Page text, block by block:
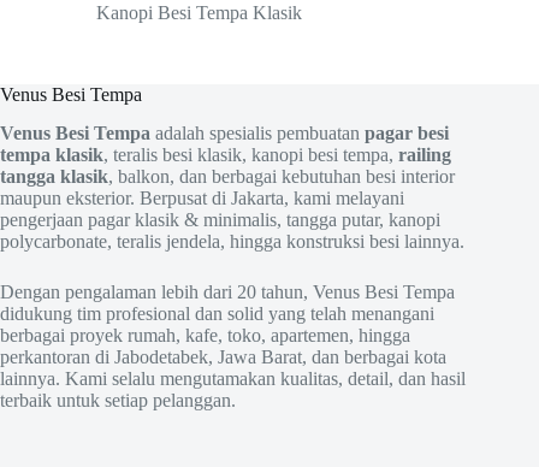
Kanopi Besi Tempa Klasik
Venus Besi Tempa
Venus Besi Tempa adalah spesialis pembuatan pagar besi
tempa klasik, teralis besi klasik, kanopi besi tempa, railing
tangga klasik, balkon, dan berbagai kebutuhan besi interior
maupun eksterior. Berpusat di Jakarta, kami melayani
pengerjaan pagar klasik & minimalis, tangga putar, kanopi
polycarbonate, teralis jendela, hingga konstruksi besi lainnya.
Dengan pengalaman lebih dari 20 tahun, Venus Besi Tempa
didukung tim profesional dan solid yang telah menangani
berbagai proyek rumah, kafe, toko, apartemen, hingga
perkantoran di Jabodetabek, Jawa Barat, dan berbagai kota
lainnya. Kami selalu mengutamakan kualitas, detail, dan hasil
terbaik untuk setiap pelanggan.